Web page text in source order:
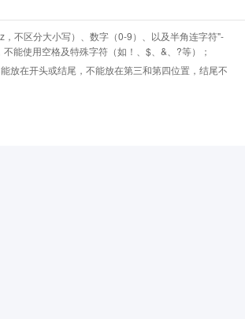
，不区分大小写）、数字（0-9）、以及半角连字符"-
能使用空格及特殊字符（如！、$、&、?等）；
放在开头或结尾，不能放在第三和第四位置，结尾不